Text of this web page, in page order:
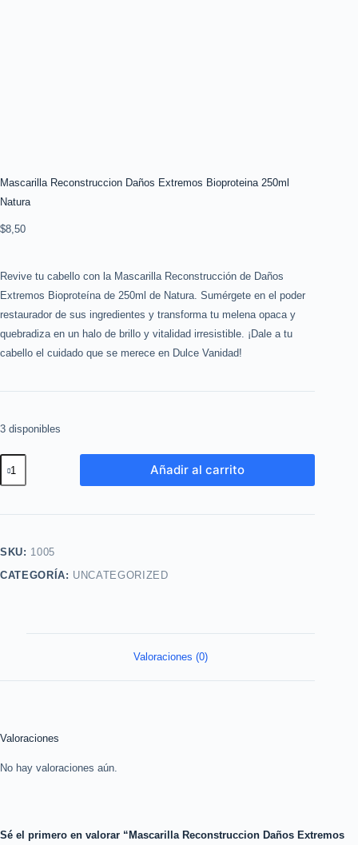
Mascarilla Reconstruccion Daños Extremos Bioproteina 250ml
Natura
$8,50
Revive tu cabello con la Mascarilla Reconstrucción de Daños
Extremos Bioproteína de 250ml de Natura. Sumérgete en el poder
restaurador de sus ingredientes y transforma tu melena opaca y
quebradiza en un halo de brillo y vitalidad irresistible. ¡Dale a tu
cabello el cuidado que se merece en Dulce Vanidad!
3 disponibles
Reconstruccion
250ml
Natura
Añadir al carrito
SKU: 1005
CATEGORÍA: UNCATEGORIZED
Valoraciones (0)
Valoraciones
No hay valoraciones aún.
Sé el primero en valorar “Mascarilla Reconstruccion Daños Extremos